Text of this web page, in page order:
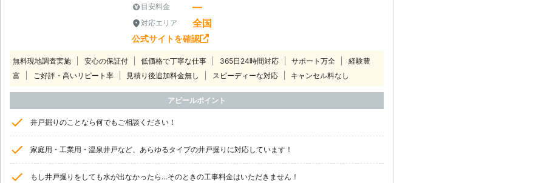
目安料金 ―
対応エリア 全国
公式サイトを確認
無料現地調査実施 安心の保証付 低価格で丁寧な仕事 365日24時間対応 サポート万全
経験豊
富
ご好評・高いリピート率 見積り後追加料金無し スピーディーな対応 キャンセル料なし
アピールポイント
井戸掘りのことなら何でもご相談ください！
家庭用・工業用・温泉井戸など、あらゆるタイプの井戸掘りに対応しています！
もし井戸掘りをしても水が出なかったら…そのときの工事料金はいただきません！